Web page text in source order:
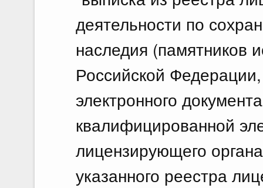
деятельности по
наследия (памятников
Российской
электронного
квалифицированной
лицензирующего
указанного реестра